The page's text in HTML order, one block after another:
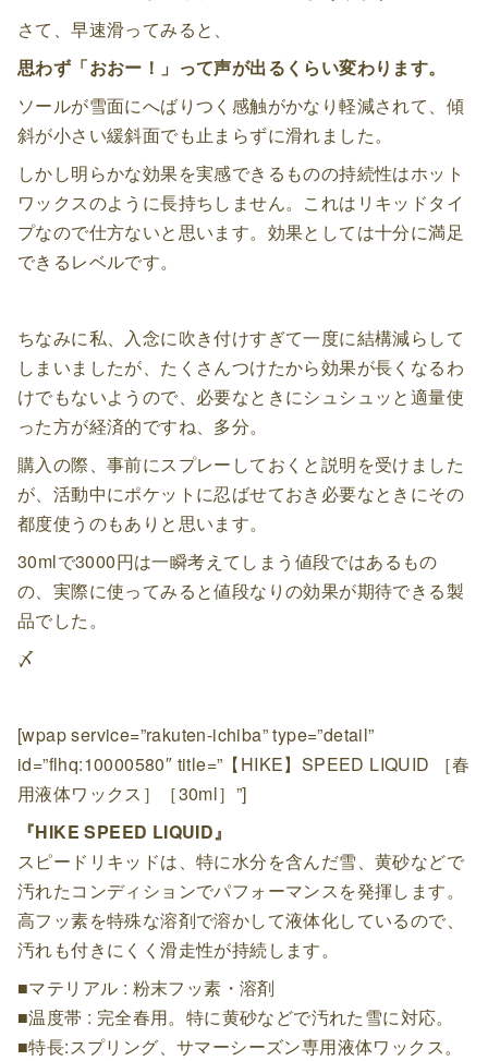
さて、早速滑ってみると、
思わず「おおー！」って声が出るくらい変わります。
ソールが雪面にへばりつく感触がかなり軽減されて、傾
斜が小さい緩斜面でも止まらずに滑れました。
しかし明らかな効果を実感できるものの持続性はホット
ワックスのように長持ちしません。これはリキッドタイ
プなので仕方ないと思います。効果としては十分に満足
できるレベルです。
ちなみに私、入念に吹き付けすぎて一度に結構減らして
しまいましたが、たくさんつけたから効果が長くなるわ
けでもないようので、必要なときにシュシュッと適量使
った方が経済的ですね、多分。
購入の際、事前にスプレーしておくと説明を受けました
が、活動中にポケットに忍ばせておき必要なときにその
都度使うのもありと思います。
30mlで3000円は一瞬考えてしまう値段ではあるもの
の、実際に使ってみると値段なりの効果が期待できる製
品でした。
〆
[wpap service=”rakuten-ichiba” type=”detail”
id=”flhq:10000580″ title=”【HIKE】SPEED LIQUID ［春
用液体ワックス］［30ml］”]
『HIKE SPEED LIQUID』
スピードリキッドは、特に水分を含んだ雪、黄砂などで
汚れたコンディションでパフォーマンスを発揮します。
高フッ素を特殊な溶剤で溶かして液体化しているので、
汚れも付きにくく滑走性が持続します。
■マテリアル : 粉末フッ素・溶剤
■温度帯 : 完全春用。特に黄砂などで汚れた雪に対応。
■特長:スプリング、サマーシーズン専用液体ワックス。